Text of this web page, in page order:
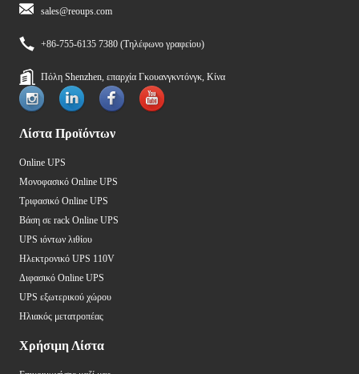
sales@reoups.com
+86-755-6135 7380 (Τηλέφωνο γραφείου)
Πόλη Shenzhen, επαρχία Γκουανγκντόνγκ, Κίνα
Λίστα Προϊόντων
Online UPS
Μονοφασικό Online UPS
Τριφασικό Online UPS
Βάση σε rack Online UPS
UPS ιόντων λιθίου
Ηλεκτρονικό UPS 110V
Διφασικό Online UPS
UPS εξωτερικού χώρου
Ηλιακός μετατροπέας
Χρήσιμη Λίστα